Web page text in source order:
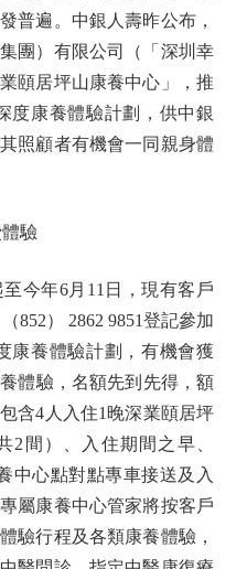
普遍。中銀人壽昨公布，
團）有限公司（「深圳幸
頤居坪山康養中心」，推
度康養體驗計劃，供中銀
照顧者有機會一同親身體
驗
年6月11日，現有客戶
852） 2862 9851登記參加
康養體驗計劃，有機會獲
體驗，名額先到先得，額
含4人入住1晚深業頤居坪
2間）、入住期間之早、
中心點對點專車接送及入
屬康養中心管家將按客戶
驗行程及各類康養體驗，